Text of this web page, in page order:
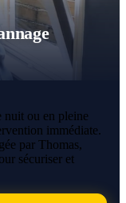
nuit ou en pleine
immédiate.
par Thomas,
sécuriser et